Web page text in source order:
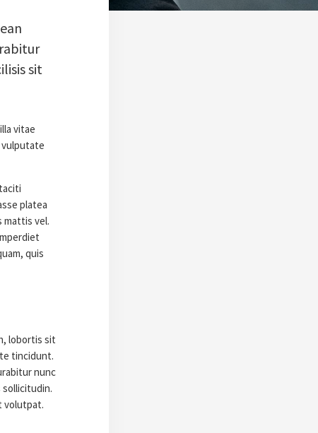
sit
vitae
vulputate
platea
mattis vel.
quis
lobortis sit
tincidunt.
nunc
volutpat.